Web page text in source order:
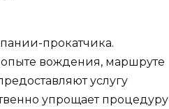
прокатчика.
вождения, маршруте
услугу
упрощает процедуру